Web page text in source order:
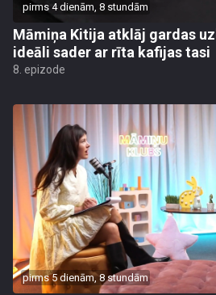
pirms 4 dienām, 8 stundām
Māmiņa Kitija atklāj gardas
ideāli sader ar rīta kafijas tasi
8. epizode
pirms 5 dienām, 8 stundām